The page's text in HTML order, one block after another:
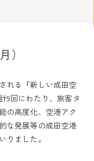
）
れる『新しい成田空
9回にわたり、旅客タ
の高度化、空港アク
な発展等の成田空港
りました。